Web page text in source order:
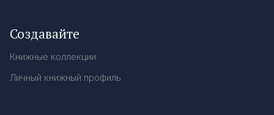
Создавайте
Книжные коллекции
Личный книжный профиль